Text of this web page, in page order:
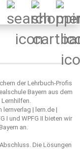
der Lehrbuch-Profis
Bayern aus dem
lernverlag | lern.de |
I und WPFG II bieten wir
an.
Die Lösungen